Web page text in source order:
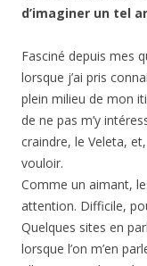
d’imaginer un tel
Fasciné depuis mes
lorsque j’ai pris
plein milieu de mon
de ne pas m’y
craindre, le Veleta,
vouloir.
Comme un aimant,
attention. Difficile,
Quelques sites en
lorsque l’on m’en